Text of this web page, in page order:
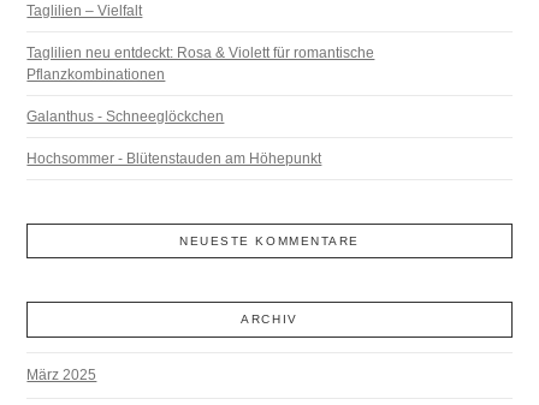
Taglilien – Vielfalt
Taglilien neu entdeckt: Rosa & Violett für romantische
Pflanzkombinationen
Galanthus - Schneeglöckchen
Hochsommer - Blütenstauden am Höhepunkt
NEUESTE KOMMENTARE
ARCHIV
März 2025